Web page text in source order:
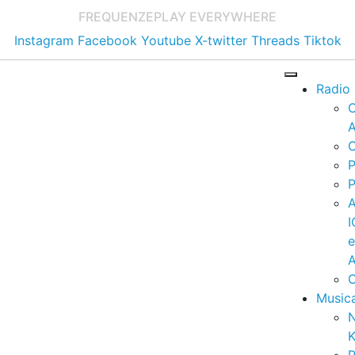
FREQUENZEPLAY EVERYWHERE
Instagram Facebook Youtube X-twitter Threads Tiktok
Radio
e